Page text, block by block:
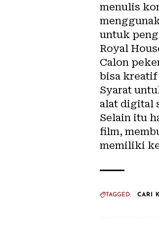
menulis
untuk
Royal
Calon
bisa kreatif
Syarat
alat digital
Selain itu
film,
memiliki
TAGGED: CARI